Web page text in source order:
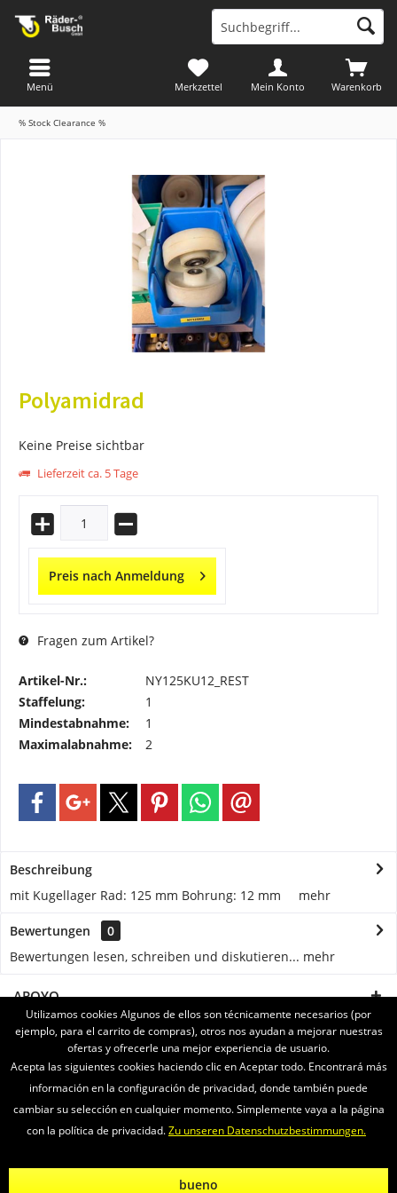
Warenkorb
Merkzettel Mein Konto
Menü
% Stock Clearance %
Polyamidrad
Keine Preise sichtbar
Lieferzeit ca. 5 Tage
Preis nach Anmeldung
Fragen zum Artikel?
Artikel-Nr.:
NY125KU12_REST
Staffelung:
1
Mindestabnahme:
1
Maximalabnahme:
2
Beschreibung
mit Kugellager Rad: 125 mm Bohrung: 12 mm mehr
Bewertungen
0
Bewertungen lesen, schreiben und diskutieren... mehr
APOYO
SERVICE
INFORMATIONEN
ENVIAMOS CON
Newsletter Sobre nosotros Vídeos Contacto Widerrufsrecht
Utilizamos cookies Algunos de ellos son técnicamente necesarios (por
ejemplo, para el carrito de compras), otros nos ayudan a mejorar nuestras
ofertas y ofrecerle una mejor experiencia de usuario.
Acepta las siguientes cookies haciendo clic en Aceptar todo. Encontrará más
información en la configuración de privacidad, donde también puede
cambiar su selección en cualquier momento. Simplemente vaya a la página
con la política de privacidad.Zu unseren Datenschutzbestimmungen.
bueno